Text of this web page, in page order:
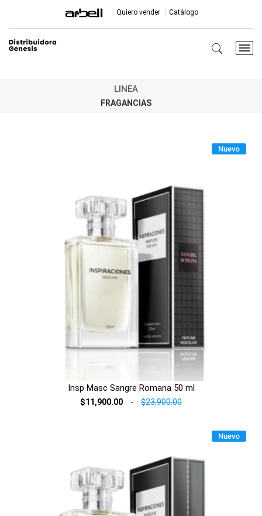
Quiero vender Catálogo
LINEA
FRAGANCIAS
Nuevo
Insp Masc Sangre Romana 50 ml
$11,900.00 - $23,900.00
Nuevo